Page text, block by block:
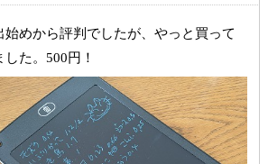
始めから評判でしたが、やっと買って
した。500円！